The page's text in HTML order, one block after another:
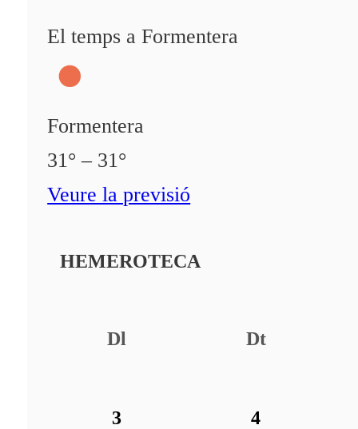
El temps a Formentera
Formentera
31° – 31°
Veure la previsió
HEMEROTECA
Dl Dt
3
4